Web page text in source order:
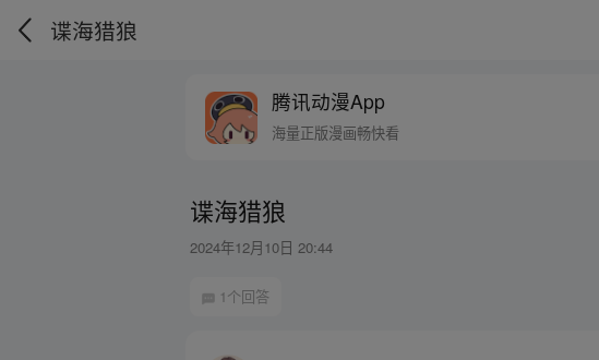
谍海猎狼
腾讯动漫App
海量正版漫画畅快看
谍海猎狼
2024年12月10日 20:44
1个回答